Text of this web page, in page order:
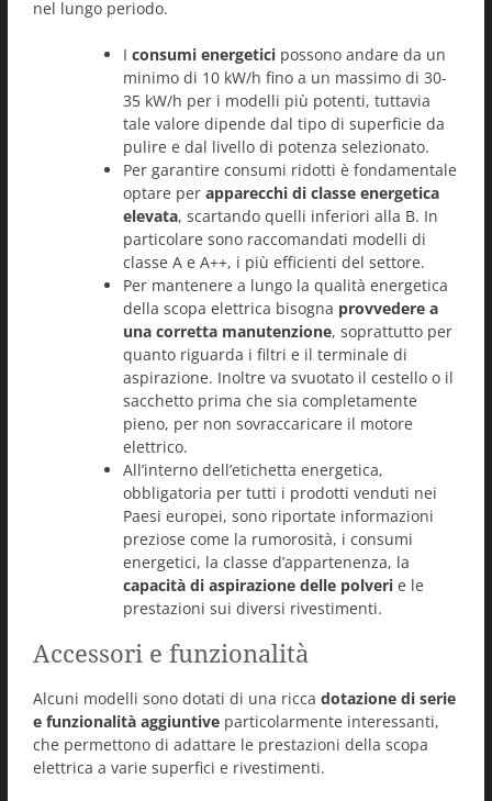
nel lungo periodo.
I consumi energetici possono andare da un
minimo di 10 kW/h fino a un massimo di 30-
35 kW/h per i modelli più potenti, tuttavia
tale valore dipende dal tipo di superficie da
pulire e dal livello di potenza selezionato.
Per garantire consumi ridotti è fondamentale
optare per apparecchi di classe energetica
elevata, scartando quelli inferiori alla B. In
particolare sono raccomandati modelli di
classe A e A++, i più efficienti del settore.
Per mantenere a lungo la qualità energetica
della scopa elettrica bisogna provvedere a
una corretta manutenzione, soprattutto per
quanto riguarda i filtri e il terminale di
aspirazione. Inoltre va svuotato il cestello o il
sacchetto prima che sia completamente
pieno, per non sovraccaricare il motore
elettrico.
All’interno dell’etichetta energetica,
obbligatoria per tutti i prodotti venduti nei
Paesi europei, sono riportate informazioni
preziose come la rumorosità, i consumi
energetici, la classe d’appartenenza, la
capacità di aspirazione delle polveri e le
prestazioni sui diversi rivestimenti.
Accessori e funzionalità
Alcuni modelli sono dotati di una ricca dotazione di serie
e funzionalità aggiuntive particolarmente interessanti,
che permettono di adattare le prestazioni della scopa
elettrica a varie superfici e rivestimenti.